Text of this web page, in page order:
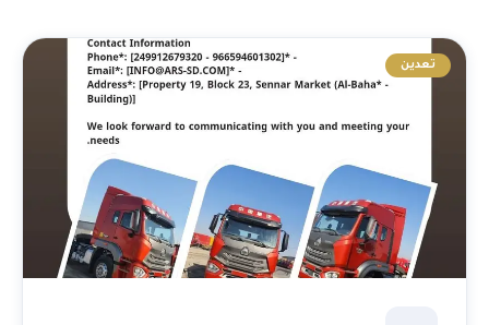
تعدين